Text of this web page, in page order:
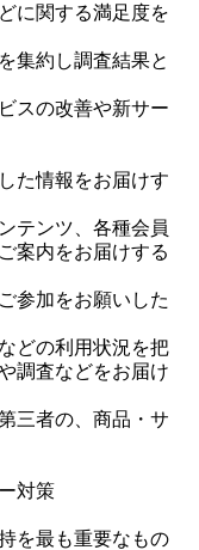
に関する満足度を
集約し調査結果と
スの改善や新サー
た情報をお届けす
テンツ、各種会員
案内をお届けする
参加をお願いした
どの利用状況を把
調査などをお届け
三者の、商品・サ
対策
を最も重要なもの